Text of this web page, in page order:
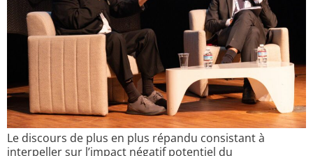
Le discours de plus en plus répandu consistant à
interpeller sur l’impact négatif potentiel du